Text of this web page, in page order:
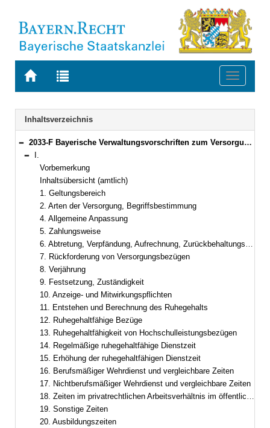
Zur
BAYERN.RECHT
Zur
letzten
Suche
Toggle
Navigation
Inhaltsverzeichnis
Bereich reduzieren
2033-F Bayerische Verwaltungsvorschriften zum Versorgungsrecht (BayVV-Versorgung) Bekanntmachung des Bayerischen Staatsministeriums der Finanzen vom 20. September 2012, Az. 24 - P 1601 - 043 - 38 950/11 (FMBl. S. 394)
Bereich reduzieren
I.
Vorbemerkung
Inhaltsübersicht (amtlich)
1. Geltungsbereich
2. Arten der Versorgung, Begriffsbestimmung
4. Allgemeine Anpassung
5. Zahlungsweise
6. Abtretung, Verpfändung, Aufrechnung, Zurückbehaltungsrecht
7. Rückforderung von Versorgungsbezügen
8. Verjährung
9. Festsetzung, Zuständigkeit
10. Anzeige- und Mitwirkungspflichten
11. Entstehen und Berechnung des Ruhegehalts
12. Ruhegehaltfähige Bezüge
13. Ruhegehaltfähigkeit von Hochschulleistungsbezügen
14. Regelmäßige ruhegehaltfähige Dienstzeit
15. Erhöhung der ruhegehaltfähigen Dienstzeit
16. Berufsmäßiger Wehrdienst und vergleichbare Zeiten
17. Nichtberufsmäßiger Wehrdienst und vergleichbare Zeiten
18. Zeiten im privatrechtlichen Arbeitsverhältnis im öffentlichen Dienst
19. Sonstige Zeiten
20. Ausbildungszeiten